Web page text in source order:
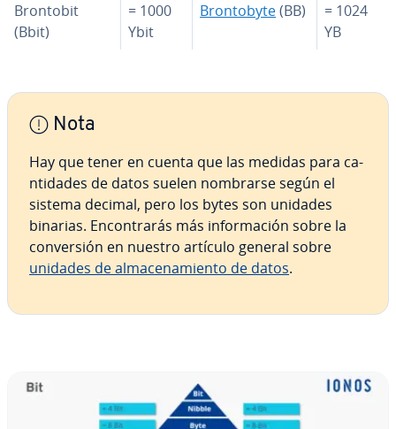
Brontobit
(Bbit)
= 1000
Ybit
Bro­n­to­b­y­te(BB)
= 1024
YB
Nota
Hay que tener en cuenta que las medidas para ca­
n­ti­da­des de datos suelen nombrarse según el
sistema decimal, pero los bytes son unidades
binarias. En­co­n­tra­rás más in­fo­r­ma­ción sobre la
co­n­ve­r­sión en nuestro artículo general sobre
unidades de al­ma­ce­na­mie­n­to de datos.